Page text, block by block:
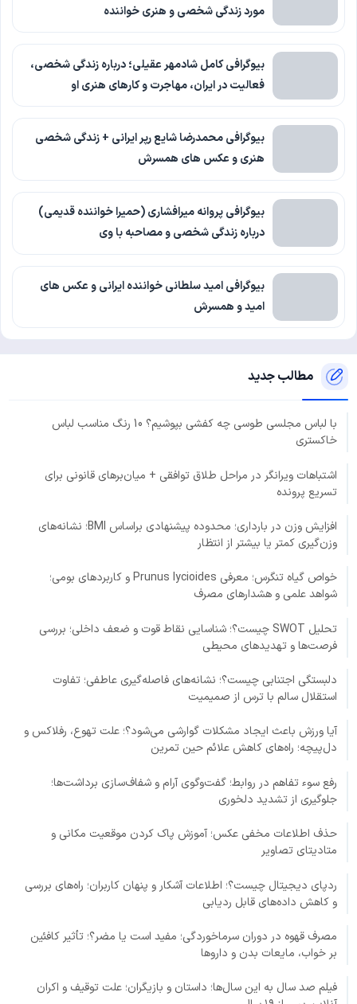
مورد زندگی شخصی و هنری خواننده
بیوگرافی کامل شادمهر عقیلی؛ درباره زندگی شخصی،
فعالیت در ایران، مهاجرت و کارهای هنری او
بیوگرافی محمدرضا شایع رپر ایرانی + زندگی شخصی
هنری و عکس های همسرش
بیوگرافی پروانه میرافشاری (حمیرا خواننده قدیمی)
درباره زندگی شخصی و مصاحبه با وی
بیوگرافی امید سلطانی خواننده ایرانی و عکس های
امید و همسرش
مطالب جدید
با لباس مجلسی طوسی چه کفشی بپوشیم؟ 10 رنگ مناسب لباس
خاکستری
اشتباهات ویرانگر در مراحل طلاق توافقی + میان‌برهای قانونی برای
تسریع پرونده
افزایش وزن در بارداری؛ محدوده پیشنهادی براساس BMI؛ نشانه‌های
وزن‌گیری کمتر یا بیشتر از انتظار
خواص گیاه تنگرس؛ معرفی Prunus lycioides و کاربردهای بومی؛
شواهد علمی و هشدارهای مصرف
تحلیل SWOT چیست؟؛ شناسایی نقاط قوت و ضعف داخلی؛ بررسی
فرصت‌ها و تهدیدهای محیطی
دلبستگی اجتنابی چیست؟؛ نشانه‌های فاصله‌گیری عاطفی؛ تفاوت
استقلال سالم با ترس از صمیمیت
آیا ورزش باعث ایجاد مشکلات گوارشی می‌شود؟؛ علت تهوع، رفلاکس و
دل‌پیچه؛ راه‌های کاهش علائم حین تمرین
رفع سوء تفاهم در روابط؛ گفت‌وگوی آرام و شفاف‌سازی برداشت‌ها؛
جلوگیری از تشدید دلخوری
حذف اطلاعات مخفی عکس؛ آموزش پاک کردن موقعیت مکانی و
متادیتای تصاویر
ردپای دیجیتال چیست؟؛ اطلاعات آشکار و پنهان کاربران؛ راه‌های بررسی
و کاهش داده‌های قابل ردیابی
مصرف قهوه در دوران سرماخوردگی؛ مفید است یا مضر؟؛ تأثیر کافئین
بر خواب، مایعات بدن و داروها
فیلم صد سال به این سال‌ها؛ داستان و بازیگران؛ علت توقیف و اکران